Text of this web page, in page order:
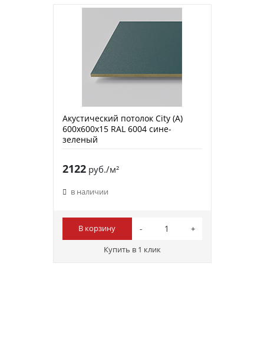
Акустический потолок City (A)
600х600х15 RAL 6004 сине-
зеленый
2122руб./м²
в наличии
В корзину
Купить в 1 клик